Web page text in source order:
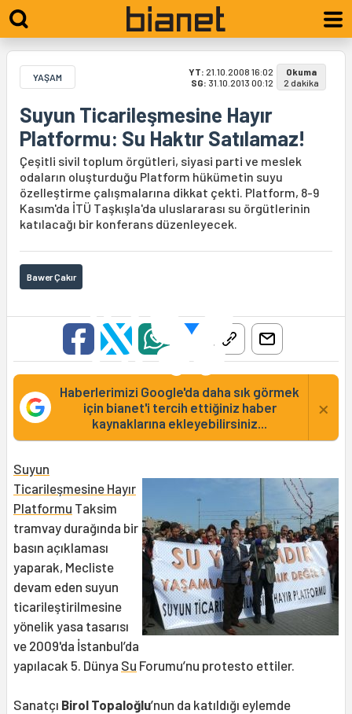
YAŞAM YT: 21.10.2008 16:02
SG: 31.10.2013 00:12
Okuma
2 dakika
Suyun Ticarileşmesine Hayır
Platformu: Su Haktır Satılamaz!
Çeşitli sivil toplum örgütleri, siyasi parti ve meslek
odaların oluşturduğu Platform hükümetin suyu
özelleştirme çalışmalarına dikkat çekti. Platform, 8-9
Kasım'da İTÜ Taşkışla'da uluslararası su örgütlerinin
katılacağı bir konferans düzenleyecek.
Bawer Çakır
Haberlerimizi Google'da daha sık görmek
için bianet'i tercih ettiğiniz haber
kaynaklarına ekleyebilirsiniz...
×
Suyun
Ticarileşmesine Hayır
Platformu Taksim
tramvay durağında bir
basın açıklaması
yaparak, Mecliste
devam eden suyun
ticarileştirilmesine
yönelik yasa tasarısı
ve 2009'da İstanbul’da
yapılacak 5. Dünya Su Forumu’nu protesto ettiler.
Sanatçı Birol Topaloğlu’nun da katıldığı eylemde